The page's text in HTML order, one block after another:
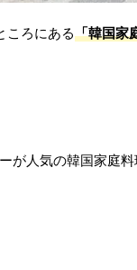
ころにある「韓国家
が人気の韓国家庭料